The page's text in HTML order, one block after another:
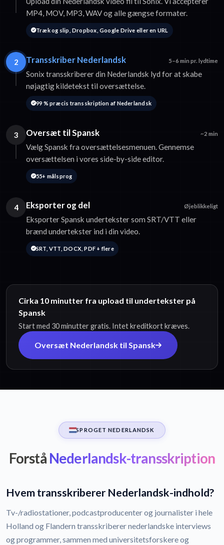
MP4, MOV, MP3, WAV og alle gængse formater.
Træk og slip, Dropbox, Google Drive eller en URL
2 Transskriber Nederlandsk 5–6 min pr. lydtime
Sonix transskriberer din Nederlandsk lyd for at skabe
nøjagtig kildetekst til oversættelse.
99 % præcis transskription af Nederlandsk
3 Oversæt til Spansk ~2 min
Vælg Spansk fra oversættelsesmenuen. Gennemse
oversættelsen i vores side-by-side editor.
55+ målsprog
4 Eksporter og del Øjeblikkeligt
Eksporter Spansk undertekster som SRT/VTT eller
brænd undertekster ind i din video.
SRT, VTT, DOCX, PDF + flere
Cirka 10 minutter fra upload til undertekster på
Spansk
Start med 30 minutter gratis. Intet kreditkort kræves.
Oversæt Nederlandsk til Spansk
SPROGET NEDERLANDSK
Forstå Nederlandsk-transskription
Hvem transskriberer Nederlandsk-indhold?
Tv-/radiostationer, podcastproducenter og journalister i hele
Holland og Flandern transskriberer nederlandske interviews
og programmer, sammen med universitetsforskere og